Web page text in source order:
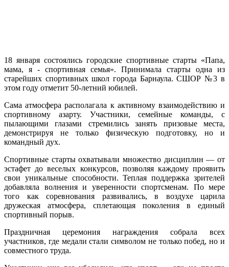
18 января состоялись городские спортивные старты «Папа,
мама, я - спортивная семья». Принимала старты одна из
старейших спортивных школ города Барнаула. СШОР №3 в
этом году отметит 50-летний юбилей.
Сама атмосфера располагала к активному взаимодействию и
спортивному азарту. Участники, семейные команды, с
пылающими глазами стремились занять призовые места,
демонстрируя не только физическую подготовку, но и
командный дух.
Спортивные старты охватывали множество дисциплин — от
эстафет до веселых конкурсов, позволяя каждому проявить
свои уникальные способности. Теплая поддержка зрителей
добавляла волнения и уверенности спортсменам. По мере
того как соревнования развивались, в воздухе царила
дружеская атмосфера, сплетающая поколения в единый
спортивный порыв.
Праздничная церемония награждения собрала всех
участников, где медали стали символом не только побед, но и
совместного труда.